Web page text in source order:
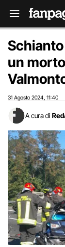
Schianto
un
31 Agosto 2024 11:40
A cura di